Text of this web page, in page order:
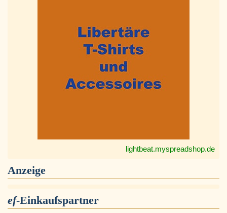
lightbeat.myspreadshop.de
Anzeige
ef-Einkaufspartner